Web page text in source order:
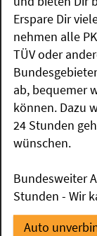
Erspare Dir
nehmen alle
TÜV oder
ab, bequemer
können. Dazu
24 Stunden
wünschen.
Bundesweiter
Stunden - Wir
Auto